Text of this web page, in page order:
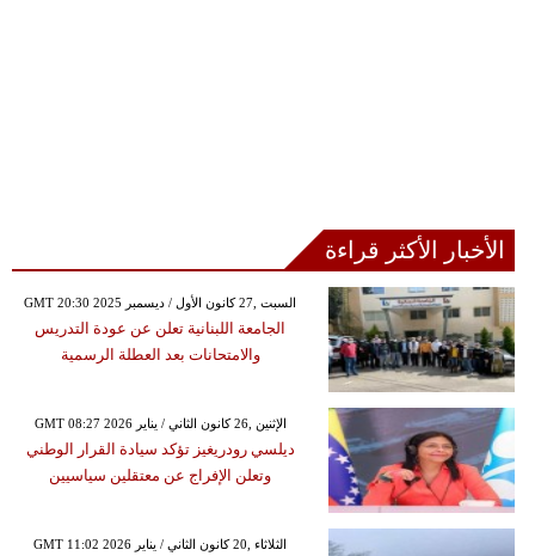
الأخبار الأكثر قراءة
GMT 20:30 2025 السبت ,27 كانون الأول / ديسمبر
الجامعة اللبنانية تعلن عن عودة التدريس
والامتحانات بعد العطلة الرسمية
GMT 08:27 2026 الإثنين ,26 كانون الثاني / يناير
ديلسي رودريغيز تؤكد سيادة القرار الوطني
وتعلن الإفراج عن معتقلين سياسيين
GMT 11:02 2026 الثلاثاء ,20 كانون الثاني / يناير